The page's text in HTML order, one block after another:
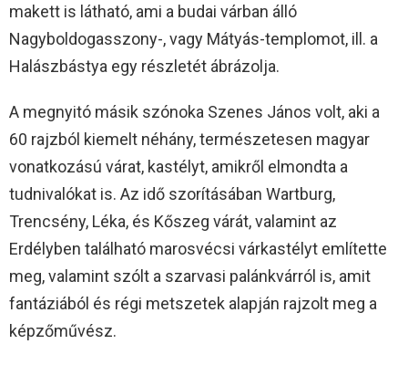
makett is látható, ami a budai várban álló
Nagyboldogasszony-, vagy Mátyás-templomot, ill. a
Halászbástya egy részletét ábrázolja.
A megnyitó másik szónoka Szenes János volt, aki a
60 rajzból kiemelt néhány, természetesen magyar
vonatkozású várat, kastélyt, amikről elmondta a
tudnivalókat is. Az idő szorításában Wartburg,
Trencsény, Léka, és Kőszeg várát, valamint az
Erdélyben található marosvécsi várkastélyt említette
meg, valamint szólt a szarvasi palánkvárról is, amit
fantáziából és régi metszetek alapján rajzolt meg a
képzőművész.